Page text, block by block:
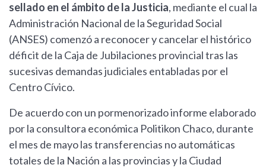
sellado en el ámbito de la Justicia, mediante el cual la
Administración Nacional de la Seguridad Social
(ANSES) comenzó a reconocer y cancelar el histórico
déficit de la Caja de Jubilaciones provincial tras las
sucesivas demandas judiciales entabladas por el
Centro Cívico.
De acuerdo con un pormenorizado informe elaborado
por la consultora económica Politikon Chaco, durante
el mes de mayo las transferencias no automáticas
totales de la Nación a las provincias y la Ciudad